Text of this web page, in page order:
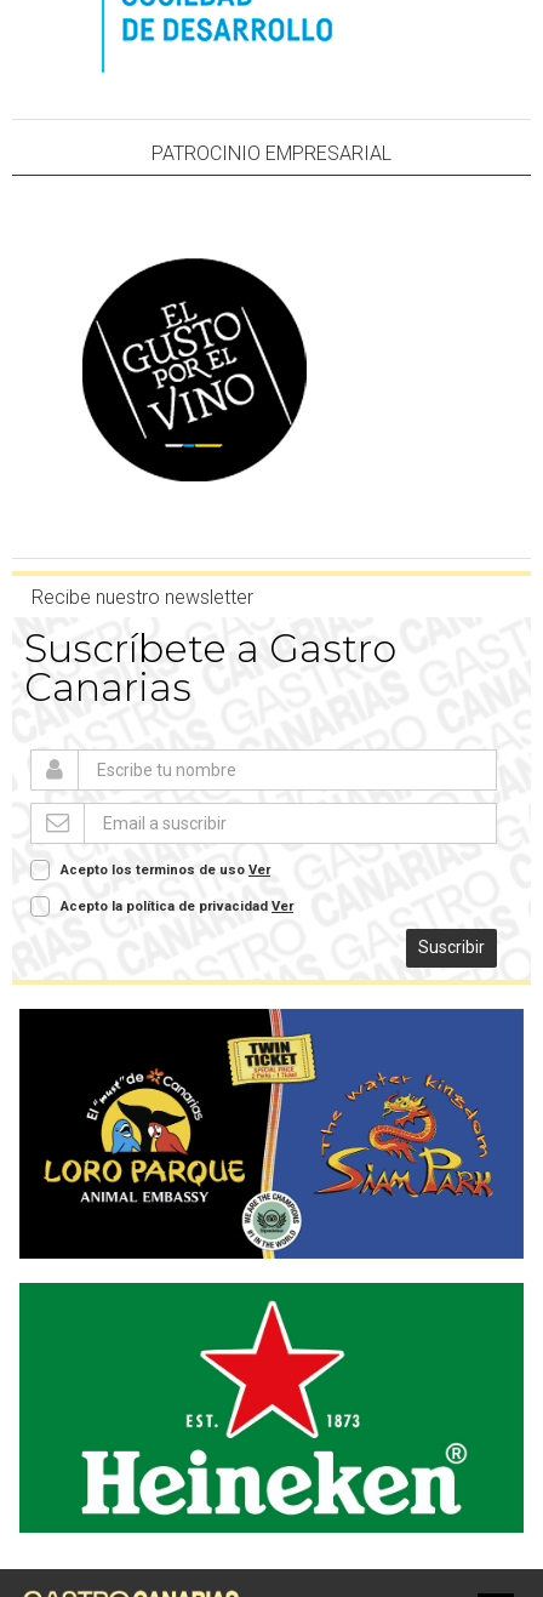
PATROCINIO EMPRESARIAL
Recibe nuestro newsletter
Suscríbete a Gastro
Canarias
Acepto los terminos de uso Ver
Acepto la política de privacidad Ver
Suscribir